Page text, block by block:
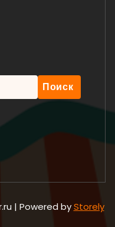
| Powered byStorely